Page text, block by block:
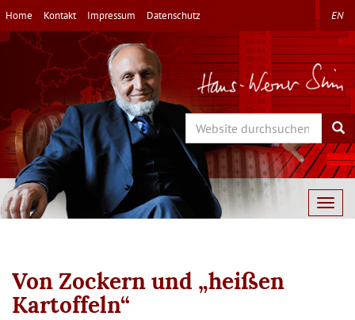
Direkt
zum
Inhalt
Home Kontakt Impressum Datenschutz EN
Search
Von Zockern und „heißen
Kartoffeln“